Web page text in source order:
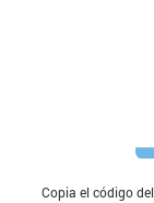
Copia el código